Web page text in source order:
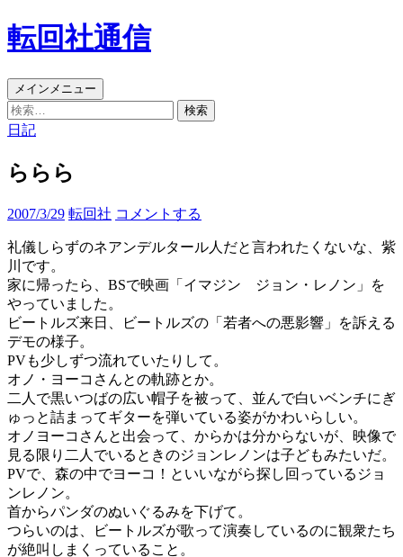
コ
ン
ン
ツ
へ
ス
キ
ッ
転回社通信
検
索
メインメニュー
検
索:
日記
ららら
2007/3/29 転回社 コメントする
礼儀しらずのネアンデルタール人だと言われたくないな、紫
川です。
家に帰ったら、BSで映画「イマジン ジョン・レノン」を
やっていました。
ビートルズ来日、ビートルズの「若者への悪影響」を訴える
デモの様子。
PVも少しずつ流れていたりして。
オノ・ヨーコさんとの軌跡とか。
二人で黒いつばの広い帽子を被って、並んで白いベンチにぎ
ゅっと詰まってギターを弾いている姿がかわいらしい。
オノヨーコさんと出会って、からかは分からないが、映像で
見る限り二人でいるときのジョンレノンは子どもみたいだ。
PVで、森の中でヨーコ！といいながら探し回っているジョ
ンレノン。
首からパンダのぬいぐるみを下げて。
つらいのは、ビートルズが歌って演奏しているのに観衆たち
が絶叫しまくっていること。